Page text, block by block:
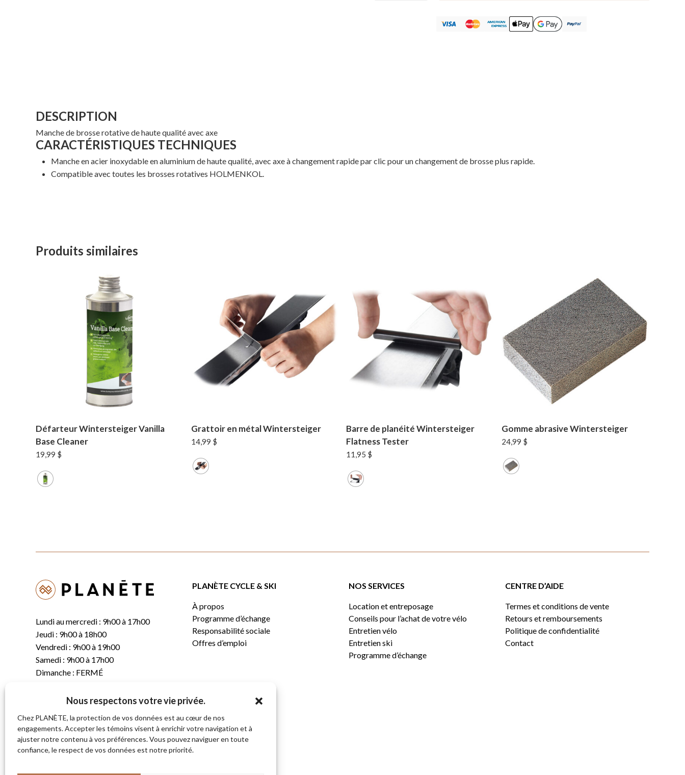
Nous respectons votre vie privée.
Chez PLANÈTE, la protection de vos données est au cœur de nos
engagements. Accepter les témoins visent à enrichir votre navigation et à
ajuster notre contenu à vos préférences. Vous pouvez naviguer en toute
confiance, le respect de vos données est notre priorité.
DESCRIPTION
Manche de brosse rotative de haute qualité avec axe
CARACTÉRISTIQUES TECHNIQUES
Manche en acier inoxydable en aluminium de haute qualité, avec axe à changement rapide par clic pour un changement de brosse plus rapide.
Compatible avec toutes les brosses rotatives HOLMENKOL.
Produits similaires
Défarteur Wintersteiger Vanilla
Base Cleaner
19,99 $
Grattoir en métal Wintersteiger
14,99 $
Barre de planéité Wintersteiger
Flatness Tester
11,95 $
Gomme abrasive Wintersteiger
24,99 $
Lundi au mercredi : 9h00 à 17h00
Jeudi : 9h00 à 18h00
Vendredi : 9h00 à 19h00
Samedi : 9h00 à 17h00
Dimanche : FERMÉ
(819) 843-8356
C. info@planete.co
681, rue Sherbrooke
Magog (Québec)
PLANÈTE CYCLE & SKI
À propos
Programme d’échange
Responsabilité sociale
Offres d’emploi
NOS SERVICES
Location et entreposage
Conseils pour l’achat de votre vélo
Entretien vélo
Entretien ski
Programme d’échange
CENTRE D’AIDE
Termes et conditions de vente
Retours et remboursements
Politique de confidentialité
Contact